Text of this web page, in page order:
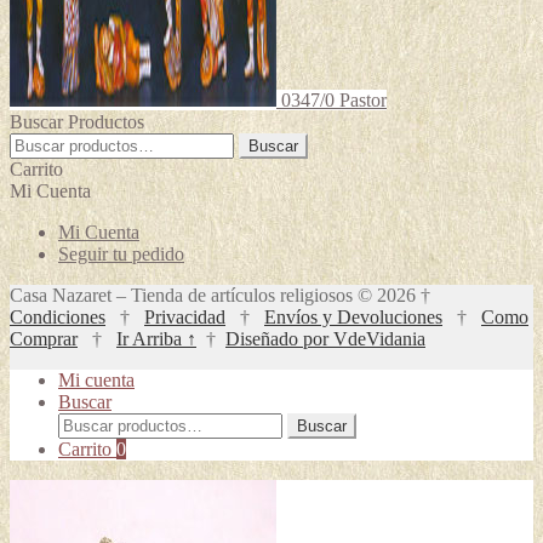
0347/0 Pastor
Buscar Productos
Buscar
por:
Buscar
Carrito
Mi Cuenta
Mi Cuenta
Seguir tu pedido
Casa Nazaret – Tienda de artículos religiosos © 2026 †
Condiciones † Privacidad † Envíos y Devoluciones † Como
Comprar† Ir Arriba ↑ † Diseñado por VdeVidania
Mi cuenta
Buscar
Buscar
por:
Buscar
Carrito 0